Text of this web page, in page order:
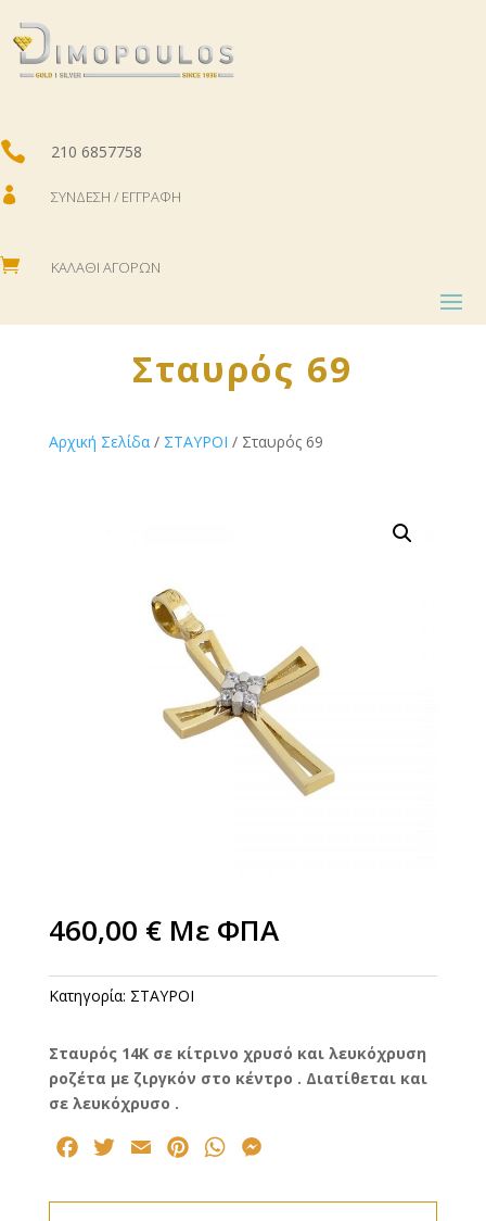
 210 6857758
 ΣΎΝΔΕΣΗ / ΕΓΓΡΑΦΉ
 ΚΑΛΆΘΙ ΑΓΟΡΏΝ
Σταυρός 69
Αρχική Σελίδα/ ΣΤΑΥΡΟΙ / Σταυρός 69
460,00 € Με ΦΠΑ
Κατηγορία: ΣΤΑΥΡΟΙ
Σταυρός 14Κ σε κίτρινο χρυσό και λευκόχρυση
ροζέτα με ζιργκόν στο κέντρο . Διατίθεται και
σε λευκόχρυσο .
c
i
a
n
W
a
s